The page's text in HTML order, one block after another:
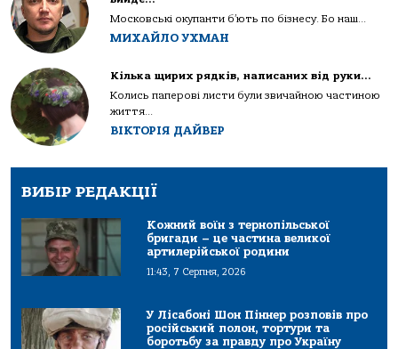
Московські окупанти б’ють по бізнесу. Бо наш...
МИХАЙЛО УХМАН
Кілька щирих рядків, написаних від руки…
Колись паперові листи були звичайною частиною
життя...
ВІКТОРІЯ ДАЙВЕР
ВИБІР РЕДАКЦІЇ
Кожний воїн з тернопільської
бригади – це частина великої
артилерійської родини
11:43, 7 Серпня, 2026
У Лісабоні Шон Піннер розповів про
російський полон, тортури та
боротьбу за правду про Україну